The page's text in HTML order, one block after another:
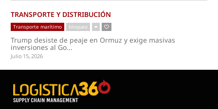
TRANSPORTE Y DISTRIBUCIÓN
Transporte marítimo bloqueo
Trump desiste de peaje en Ormuz y exige masivas
inversiones al Go...
Julio 15, 2026